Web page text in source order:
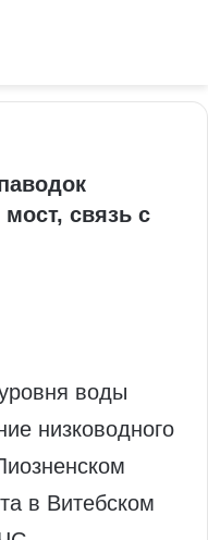
связь с
воды
низководного
в Витебском